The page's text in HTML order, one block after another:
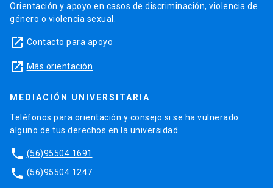
Orientación y apoyo en casos de discriminación, violencia de
género o violencia sexual.
launch Contacto para apoyo
launch Más orientación
MEDIACIÓN UNIVERSITARIA
Teléfonos para orientación y consejo si se ha vulnerado
alguno de tus derechos en la universidad.
phone (56)95504 1691
phone (56)95504 1247